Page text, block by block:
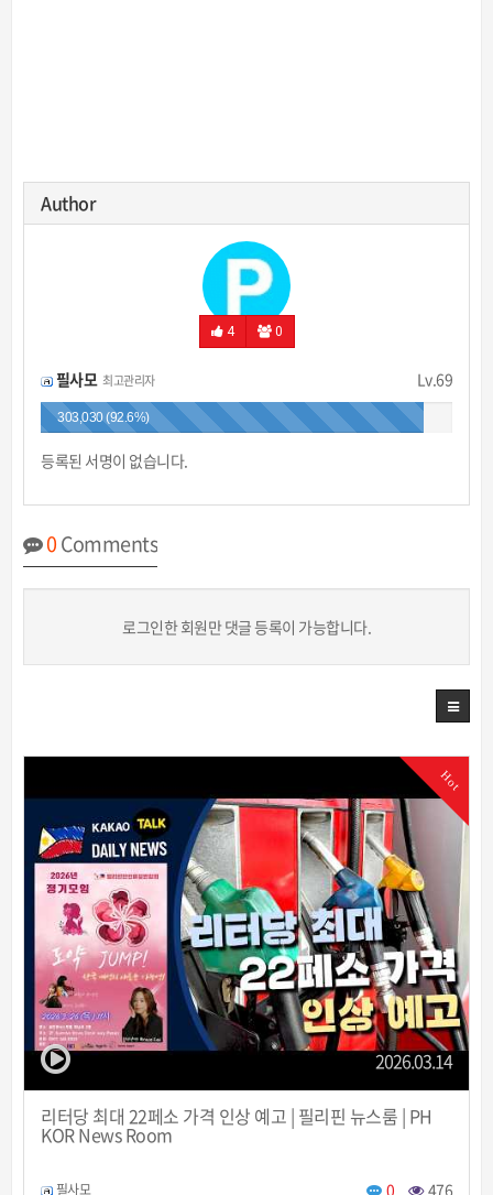
Author
4 0
Lv.69
필사모 최고관리자
303,030 (92.6%)
등록된 서명이 없습니다.
0Comments
로그인한 회원만 댓글 등록이 가능합니다.
Hot
2026.03.14
리터당 최대 22페소 가격 인상 예고 | 필리핀 뉴스룸 | PH
KOR News Room
필사모 0 476